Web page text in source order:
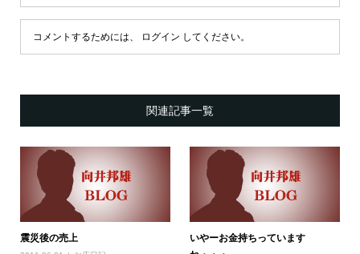
コメントするためには、 ログイン してください。
関連記事一覧
震災後の売上
いやーお金持ちっています